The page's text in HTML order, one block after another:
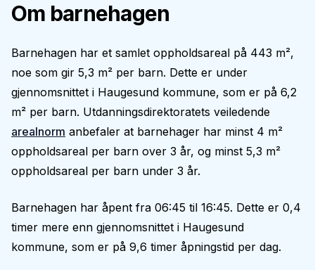
Om barnehagen
Barnehagen har et samlet oppholdsareal på 443 m²,
noe som gir 5,3 m² per barn. Dette er under
gjennomsnittet i Haugesund kommune, som er på 6,2
m² per barn. Utdanningsdirektoratets veiledende
arealnorm anbefaler at barnehager har minst 4 m²
oppholdsareal per barn over 3 år, og minst 5,3 m²
oppholdsareal per barn under 3 år.
Barnehagen har åpent fra 06:45 til 16:45. Dette er 0,4
timer mere enn gjennomsnittet i Haugesund
kommune, som er på 9,6 timer åpningstid per dag.